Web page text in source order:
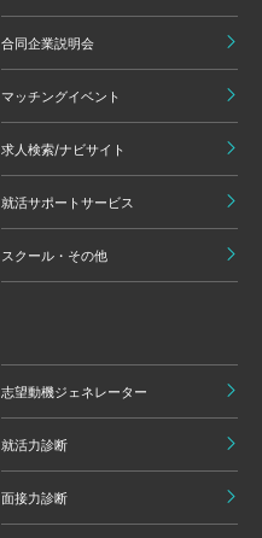
合同企業説明会
マッチングイベント
求人検索/ナビサイト
就活サポートサービス
スクール・その他
志望動機ジェネレーター
就活力診断
面接力診断